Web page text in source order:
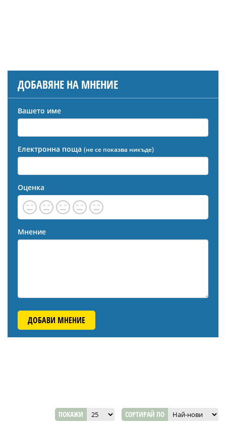
ДОБАВЯНЕ НА МНЕНИЕ
Вашето име
Електронна поща (не се показва никъде)
Оценка
Мнение
ДОБАВИ МНЕНИЕ
ПОКАЖИ СОРТИРАЙ ПО